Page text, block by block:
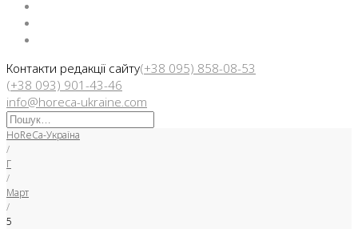
Контакти редакції сайту(+38 095) 858-08-53
(+38 093) 901-43-46
info@horeca-ukraine.com
Искать:
HoReCa-Україна
/
Г
/
Март
/
5